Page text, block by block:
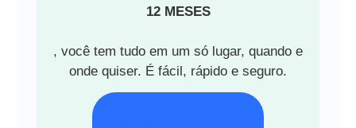
12 MESES
, você tem tudo em um só lugar, quando e
onde quiser. É fácil, rápido e seguro.